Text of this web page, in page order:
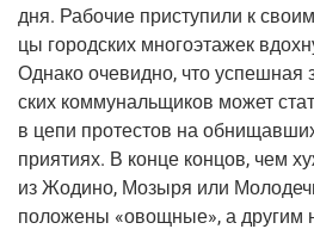
дня. Рабо­чие при­сту­пи­ли к
цы город­ских мно­го­эта­жек
Одна­ко оче­вид­но, что успеш­ная
ских ком­му­наль­щи­ков может
в цепи про­те­стов на
при­я­ти­ях. В кон­це кон­цов, чем
из Жоди­но, Мозы­ря или
поло­же­ны «овощ­ные», а дру­гим